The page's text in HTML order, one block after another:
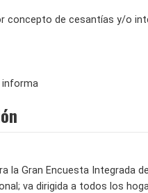
concepto de cesantías y/o
informa
la Gran Encuesta Integrada
va dirigida a todos los